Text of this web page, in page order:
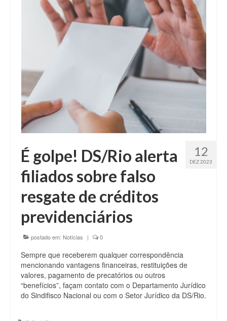
Fale conosco
12
DEZ 2023
É golpe! DS/Rio alerta
filiados sobre falso
resgate de créditos
previdenciários
postado em: Notícias | 0
Sempre que receberem qualquer correspondência
mencionando vantagens financeiras, restituições de
valores, pagamento de precatórios ou outros
“benefícios”, façam contato com o Departamento Jurídico
do Sindifisco Nacional ou com o Setor Jurídico da DS/Rio.